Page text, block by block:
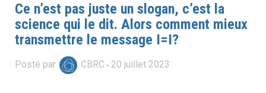
Ce n’est pas juste un slogan, c’est la
science qui le dit. Alors comment mieux
transmettre le message I=I?
Posté par CBRC 20 juillet 2023